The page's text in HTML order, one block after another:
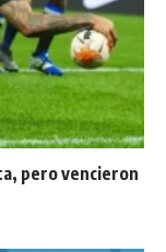
pero vencieron